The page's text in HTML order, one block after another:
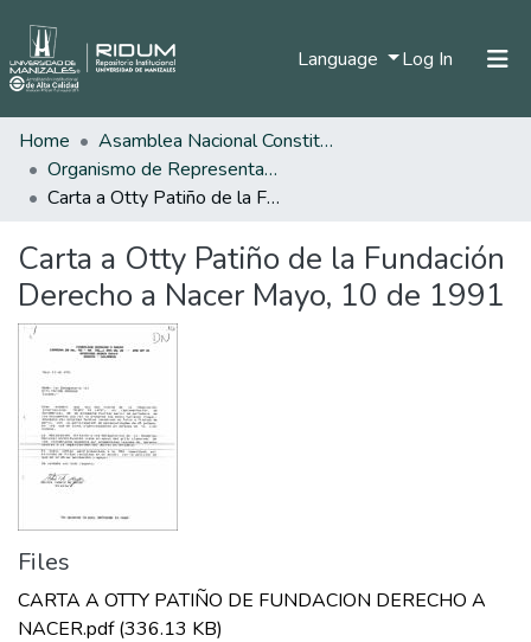
Language Log In (current)
Statistics
Home
Asamblea Nacional Constituyente
Organismo de Representantes Constituyente
Carta a Otty Patiño de la Fundación Derecho a Nacer Mayo, 10 de 1991
Carta a Otty Patiño de la Fundación
Derecho a Nacer Mayo, 10 de 1991
Files
CARTA A OTTY PATIÑO DE FUNDACION DERECHO A
NACER.pdf(336.13 KB)